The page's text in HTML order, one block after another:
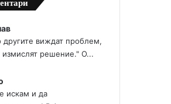
другите виждат проблем,
измислят решение." О...
искам и да